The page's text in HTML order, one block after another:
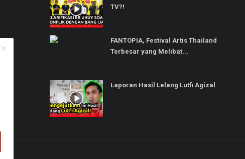
TV?!
FANTOPIA, Festival Artis Thailand
Terbesar yang Melibat...
Laporan Hasil Lelang Lutfi Agizal